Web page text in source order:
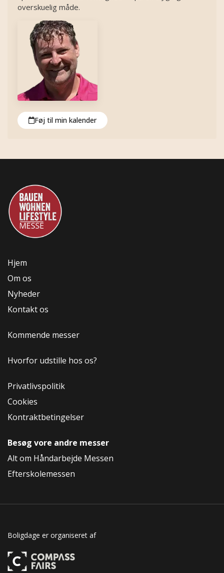
overskuelig måde.
Føj til min kalender
Hjem
Om os
Nyheder
Kontakt os
Kommende messer
Hvorfor udstille hos os?
Privatlivspolitik
Cookies
Kontraktbetingelser
Besøg vore andre messer
Alt om Håndarbejde Messen
Efterskolemessen
Boligdage er organiseret af